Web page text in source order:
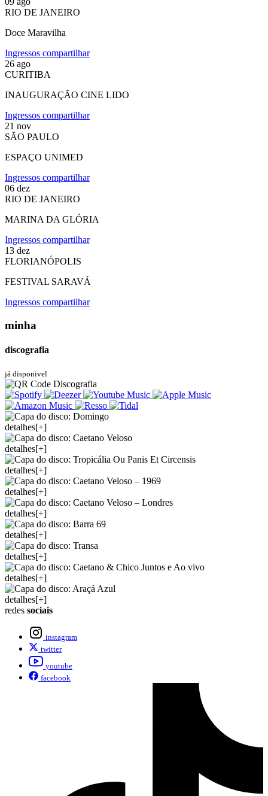
RIO DE JANEIRO
Doce Maravilha
Ingressos compartilhar
26 ago
CURITIBA
INAUGURAÇÃO CINE LIDO
Ingressos compartilhar
21 nov
SÃO PAULO
ESPAÇO UNIMED
Ingressos compartilhar
06 dez
RIO DE JANEIRO
MARINA DA GLÓRIA
Ingressos compartilhar
13 dez
FLORIANÓPOLIS
FESTIVAL SARAVÁ
Ingressos compartilhar
minha
discografia
já disponivel
detalhes[+]
detalhes[+]
detalhes[+]
detalhes[+]
detalhes[+]
detalhes[+]
detalhes[+]
detalhes[+]
detalhes[+]
redes sociais
instagram
twitter
youtube
facebook